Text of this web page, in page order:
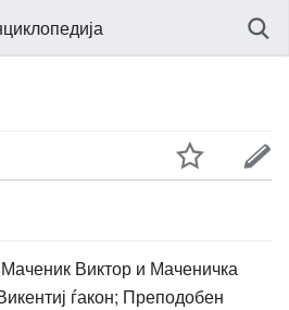
Виктор и Маченичка
ѓакон; Преподобен